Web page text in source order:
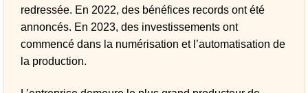
redressée. En 2022, des bénéfices records ont été
annoncés. En 2023, des investissements ont
commencé dans la numérisation et l’automatisation de
la production.